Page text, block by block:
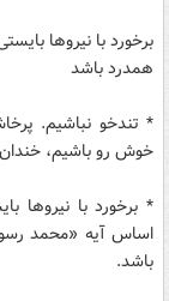
برخورد با نیروها
همدرد باشد
* تندخو نباشیم.
خوش رو باشیم، خندان
* برخورد با نیروها
اساس آیه «محمد
باشد.